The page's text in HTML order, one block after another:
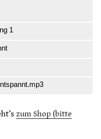
1
zum Shop (bitte